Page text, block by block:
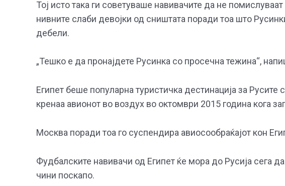
Тој исто така ги советуваше навивачите да не
нивните слаби девојки од сништата поради тоа што
дебели.
„Тешко е да пронајдете Русинка со просечна тежина“,
Египет беше популарна туристичка дестинација за
кренаа авионот во воздух во октомври 2015 година кога
Москва поради тоа го суспендира авиосообраќајот кон
Фудбалските навивачи од Египет ќе мора до Русија сега
чини поскапо.